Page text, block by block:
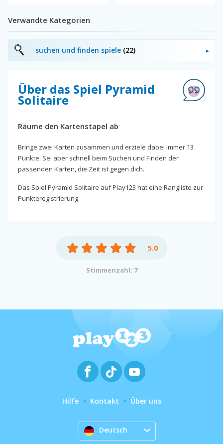
Verwandte Kategorien
suchen und finden spiele (22)
Über das Spiel Pyramid
Solitaire
Räume den Kartenstapel ab
Bringe zwei Karten zusammen und erziele dabei immer 13
Punkte. Sei aber schnell beim Suchen und Finden der
passenden Karten, die Zeit ist gegen dich.
Das Spiel Pyramid Solitaire auf Play123 hat eine Rangliste zur
Punkteregistrierung.
5.0
Stimmenzahl: 7
Hilfe Kontakt Über uns
Deutsch